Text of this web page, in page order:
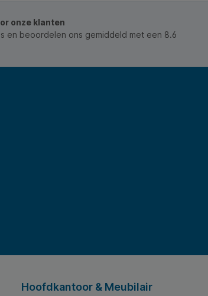
onze klanten
en beoordelen ons gemiddeld met een 8.6
Hoofdkantoor & Meubilair